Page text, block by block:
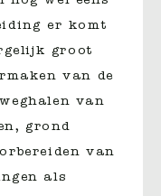
er komt
groot
van de
van
grond
van
als